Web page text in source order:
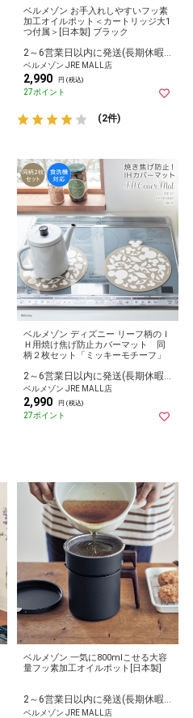
ベルメゾン お手入れしやすいフッ素
加工オイルポット＜カートリッジ大1
つ付属＞[日本製] ブラック
2～6営業日以内に発送(長期休暇除く)
ベルメゾン JRE MALL店
2,990 円 (税込)
27ポイント
(2件)
ベルメゾン ディズニー リーフ柄のＩ
Ｈ用焼け焦げ防止カバーマット 同
柄２枚セット「ミッキーモチーフ」
2～6営業日以内に発送(長期休暇除く)
ベルメゾン JRE MALL店
2,990 円 (税込)
27ポイント
ベルメゾン 一気に800mlこせる大容
量フッ素加工オイルポット[日本製]
2～6営業日以内に発送(長期休暇除く)
ベルメゾン JRE MALL店